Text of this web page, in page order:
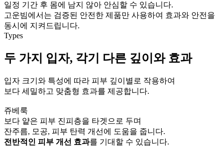
일정 기간 후 몸에 남지 않아 안심할 수 있습니다.
고운빔에서는 검증된 안전한 제품만 사용하여 효과와 안전을
동시에 지켜드립니다.
Types
두 가지 입자, 각기 다른 깊이와 효과
입자 크기와 특성에 따라 피부 깊이별로 작용하여
보다 세밀하고 맞춤형 효과를 제공합니다.
쥬베룩
보다 얕은 피부 진피층을 타겟으로 두며
잔주름, 모공, 피부 탄력 개선에 도움을 줍니다.
전반적인 피부 개선 효과를 기대할 수 있습니다.